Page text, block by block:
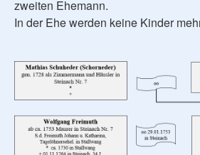
zweiten Ehemann.
In der Ehe werden keine Kinder